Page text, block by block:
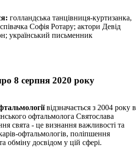
голландська танцівниця-куртизанка,
Софія Ротару; актори Девід
український письменник
8 серпня 2020 року
відзначається з 2004 року в
офтальмолога Святослава
свята - це визнання важливості та
офтальмологів, поліпшення
обміну досвідом у цій сфері.